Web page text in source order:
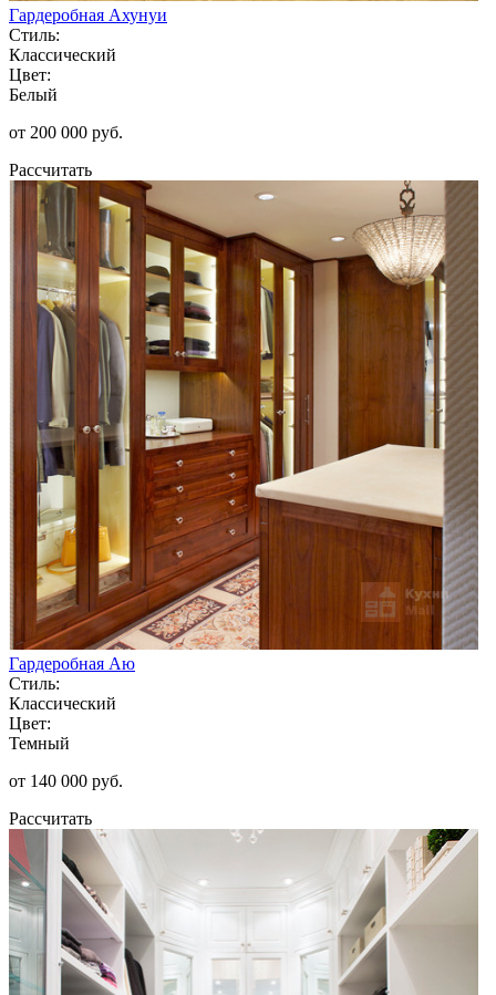
Гардеробная Ахунуи
Стиль:
Классический
Цвет:
Белый
от 200 000 руб.
Рассчитать
Гардеробная Аю
Стиль:
Классический
Цвет:
Темный
от 140 000 руб.
Рассчитать